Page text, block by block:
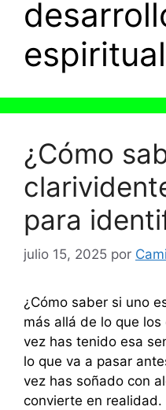
espiritual
¿Cómo
para
julio 15, 2025 por
¿Cómo saber si uno
más allá de lo que
vez has tenido esa
lo que va a pasar
vez has soñado con
convierte en realidad.